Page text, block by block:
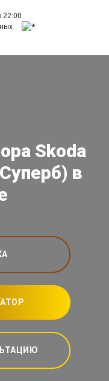
22:00
Skoda
в